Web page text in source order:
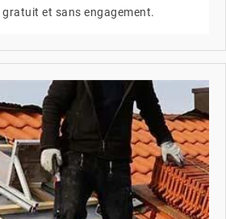
et sans engagement.